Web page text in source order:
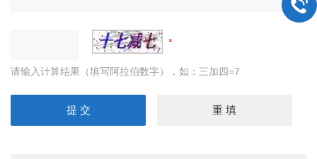
请输入计算结果（填写阿拉伯数字），如：三加四=7